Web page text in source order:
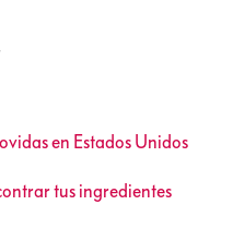
en Estados Unidos
tus ingredientes